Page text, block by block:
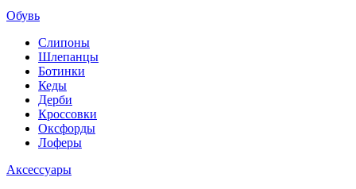
Обувь
Слипоны
Шлепанцы
Ботинки
Кеды
Дерби
Кроссовки
Оксфорды
Лоферы
Аксессуары